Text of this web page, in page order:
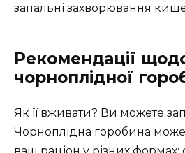
запальні захворювання
Рекомендації
чорноплідної
Як її вживати? Ви можете
Чорноплідна горобина може